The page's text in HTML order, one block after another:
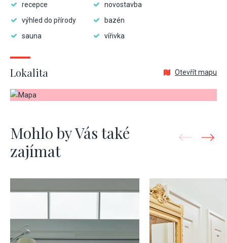
recepce
novostavba
výhled do přírody
bazén
sauna
vířivka
Lokalita Otevřít mapu
Mohlo by Vás také
zajímat